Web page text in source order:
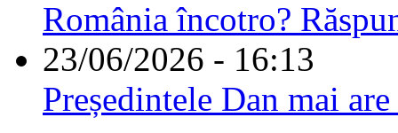
România încotro?
23/06/2026 - 16:13
Președintele Dan mai